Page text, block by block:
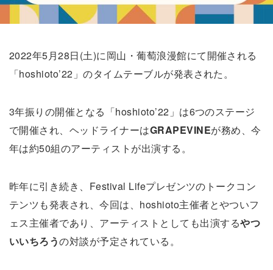
2022年5月28日(土)に岡山・葡萄浪漫館にて開催される
「hoshioto’22」のタイムテーブルが発表された。
3年振りの開催となる「hoshioto’22」は6つのステージ
で開催され、ヘッドライナーはGRAPEVINEが務め、今
年は約50組のアーティストが出演する。
昨年に引き続き、Festival Lifeプレゼンツのトークコン
テンツも発表され、今回は、hoshioto主催者とやついフ
ェス主催者であり、アーティストとしても出演するやつ
いいちろうの対談が予定されている。